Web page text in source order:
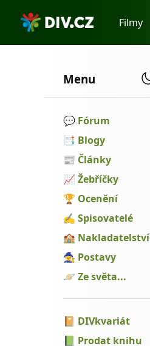
Filmy
Menu
💬️ Fórum
📑 Blogy
📰 Články
📈 Žebříčky
🏆 Ocenění
✍ Spisovatelé
🏫 Nakladatelství
🧙 Postavy
🪐 Ze světa...
📔 DIVkvariát
📗 Prodat knihu